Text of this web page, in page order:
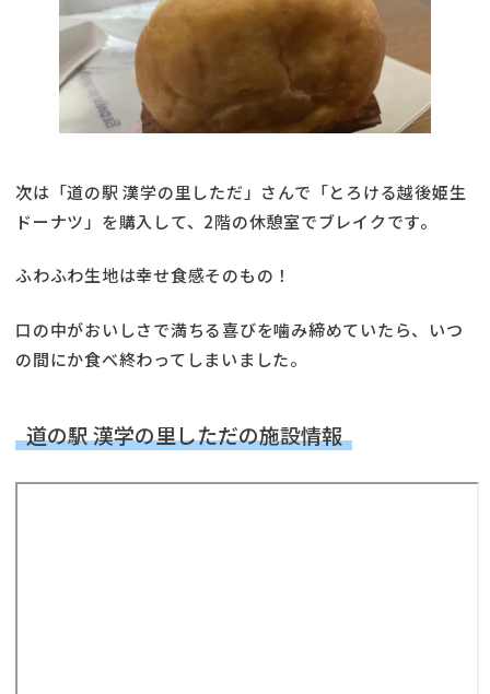
次は「道の駅 漢学の里しただ」さんで「とろける越後姫生
ドーナツ」を購入して、2階の休憩室でブレイクです。
ふわふわ生地は幸せ食感そのもの！
口の中がおいしさで満ちる喜びを噛み締めていたら、いつ
の間にか食べ終わってしまいました。
道の駅 漢学の里しただの施設情報